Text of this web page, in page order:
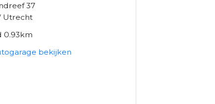
37
Utrecht
0.93km
bekijken